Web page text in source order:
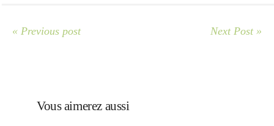
« Previous post Next Post »
Vous aimerez aussi